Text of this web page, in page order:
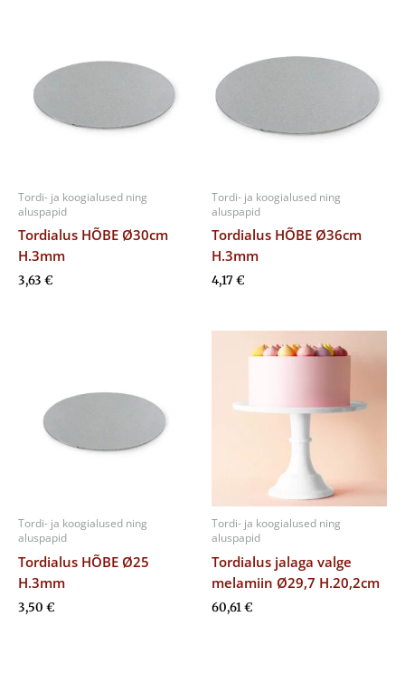
Tordi- ja koogialused ning
aluspapid
Tordialus HÕBE Ø30cm
H.3mm
3,63 €
Tordi- ja koogialused ning
aluspapid
Tordialus HÕBE Ø36cm
H.3mm
4,17€
Tordi- ja koogialused ning
aluspapid
Tordialus HÕBE Ø25
H.3mm
3,50 €
Tordi- ja koogialused ning
aluspapid
Tordialus jalaga valge
melamiin Ø29,7 H.20,2cm
60,61€